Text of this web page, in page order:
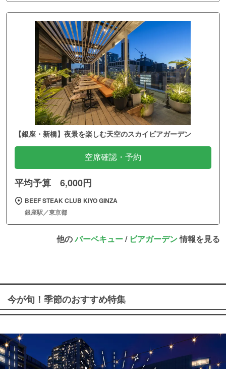
【銀座・新橋】夜景を楽しむ天空のスカイビアガーデン
空席確認・予約
平均予算 6,000円
BEEF STEAK CLUB KIYO GINZA
銀座駅／東京都
他のバーベキュー/ ビアガーデン情報を見る
今が旬！季節のおすすめ特集